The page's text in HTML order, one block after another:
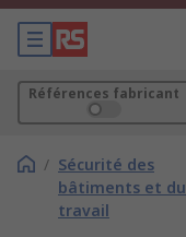
Références fabricant
/ Sécurité des
bâtiments et du
travail